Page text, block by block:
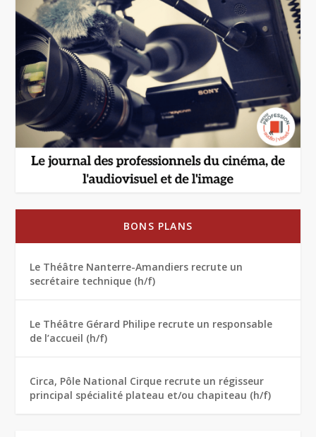
BONS PLANS
Le Théâtre Nanterre-Amandiers recrute un
secrétaire technique (h/f)
Le Théâtre Gérard Philipe recrute un responsable
de l’accueil (h/f)
Circa, Pôle National Cirque recrute un régisseur
principal spécialité plateau et/ou chapiteau (h/f)